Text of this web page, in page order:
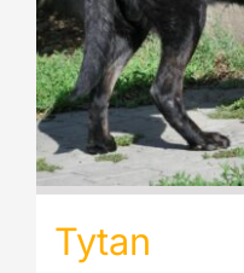
Tytan